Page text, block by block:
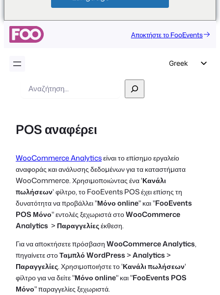
Αποκτήστε το FooEvents
Greek
Portuguese
Polish
Czech
Αναζήτηση
POS αναφέρει
WooCommerce Analyticsείναι το επίσημο εργαλείο
αναφοράς και ανάλυσης δεδομένων για τα καταστήματα
WooCommerce. Χρησιμοποιώντας ένα 'Κανάλι
πωλήσεων' φίλτρο, το FooEvents POS έχει επίσης τη
δυνατότητα να προβάλλει "Μόνο online" και "FooEvents
POS Μόνο" εντολές ξεχωριστά στοWooCommerce
Analytics > Παραγγελίεςέκθεση.
Για να αποκτήσετε πρόσβασηWooCommerce Analytics,
πηγαίνετε στοΤαμπλό WordPress>Analytics>
Παραγγελίες. Χρησιμοποιήστε το 'Κανάλι πωλήσεων'
φίλτρο για να δείτε "Μόνο online" και "FooEvents POS
Μόνο" παραγγελίες ξεχωριστά.